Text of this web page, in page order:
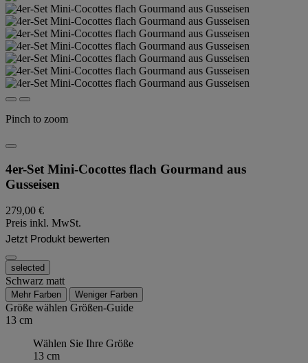
Pinch to zoom
4er-Set Mini-Cocottes flach Gourmand aus
Gusseisen
279,00 €
Preis inkl. MwSt.
Jetzt Produkt bewerten
selected
Schwarz matt
Mehr Farben Weniger Farben
Größe wählen Größen-Guide
13 cm
Wählen Sie Ihre Größe
13 cm